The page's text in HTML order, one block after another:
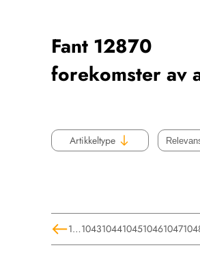
Fant 12870
forekomster av
Artikkeltype
1…10431044104510461047